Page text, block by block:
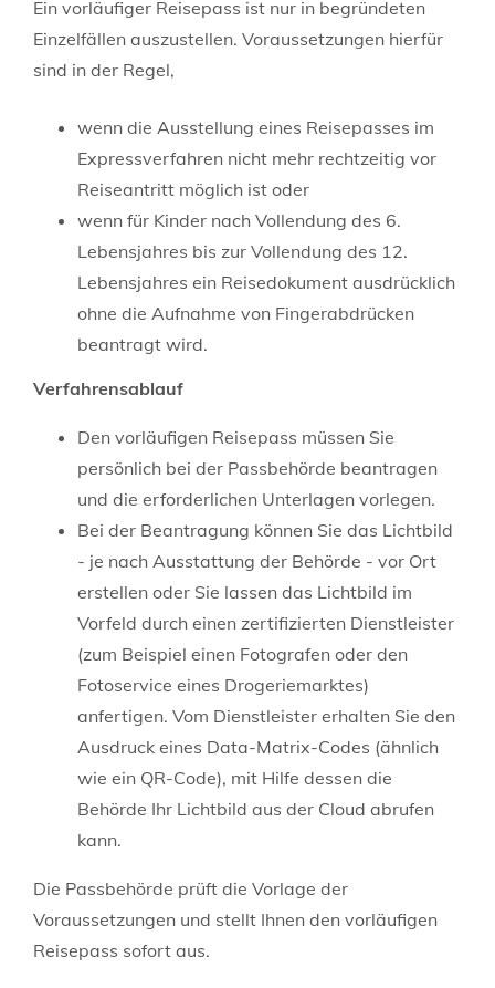
Ein vorläufiger Reisepass ist nur in begründeten
Einzelfällen auszustellen. Voraussetzungen hierfür
sind in der Regel,
wenn die Ausstellung eines Reisepasses im
Expressverfahren nicht mehr rechtzeitig vor
Reiseantritt möglich ist oder
wenn für Kinder nach Vollendung des 6.
Lebensjahres bis zur Vollendung des 12.
Lebensjahres ein Reisedokument ausdrücklich
ohne die Aufnahme von Fingerabdrücken
beantragt wird.
Verfahrensablauf
Den vorläufigen Reisepass müssen Sie
persönlich bei der Passbehörde beantragen
und die erforderlichen Unterlagen vorlegen.
Bei der Beantragung können Sie das Lichtbild
- je nach Ausstattung der Behörde - vor Ort
erstellen oder Sie lassen das Lichtbild im
Vorfeld durch einen zertifizierten Dienstleister
(zum Beispiel einen Fotografen oder den
Fotoservice eines Drogeriemarktes)
anfertigen. Vom Dienstleister erhalten Sie den
Ausdruck eines Data-Matrix-Codes (ähnlich
wie ein QR-Code), mit Hilfe dessen die
Behörde Ihr Lichtbild aus der Cloud abrufen
kann.
Die Passbehörde prüft die Vorlage der
Voraussetzungen und stellt Ihnen den vorläufigen
Reisepass sofort aus.